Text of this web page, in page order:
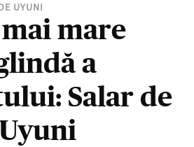
UYUNI
mai mare
a
Salar de